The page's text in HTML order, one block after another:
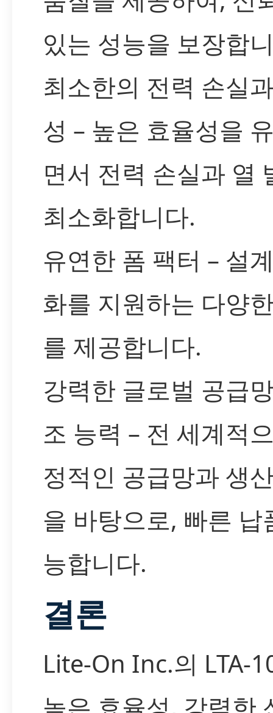
있는 성능을 보장합
최소한의 전력 손실
성 – 높은 효율성을
면서 전력 손실과 열
최소화합니다.
유연한 폼 팩터 – 설
화를 지원하는 다양
를 제공합니다.
강력한 글로벌 공급
조 능력 – 전 세계적
정적인 공급망과 생
을 바탕으로, 빠른 납
능합니다.
결론
Lite-On Inc.의 LTA-